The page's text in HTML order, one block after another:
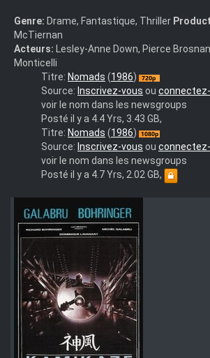
Genre: Drame, Fantastique, Thriller
McTiernan
Acteurs: Lesley-Anne Down, Pierce
Monticelli
Nomads.1985.FRENCH.720p.BluRay.x264-
Titre: Nomads (1986)
Source: Inscrivez-vous ou
voir le nom dans les newsgroups
Posté il y a 4.4 Yrs, 3.43 GB,
Nomads
MULTi
FRENCH
Repack
x264-
Titre: Nomads (1986)
Source: Inscrivez-vous ou
voir le nom dans les newsgroups
Posté il y a 4.7 Yrs, 2.02 GB,